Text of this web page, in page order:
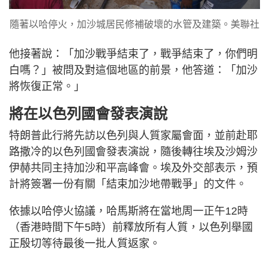
隨著以哈停火，加沙城居民修補破壞的水管及建築。美聯社
他接著說：「加沙戰爭結束了，戰爭結束了，你們明
白嗎？」被問及對這個地區的前景，他答道：「加沙
將恢復正常。」
將在以色列國會發表演說
特朗普此行將先訪以色列與人質家屬會面，並前赴耶
路撒冷的以色列國會發表演說，隨後轉往埃及沙姆沙
伊赫共同主持加沙和平高峰會。埃及外交部表示，預
計將簽署一份有關「結束加沙地帶戰爭」的文件。
依據以哈停火協議，哈馬斯將在當地周一正午12時
（香港時間下午5時）前釋放所有人質，以色列舉國
正殷切等待最後一批人質返家。